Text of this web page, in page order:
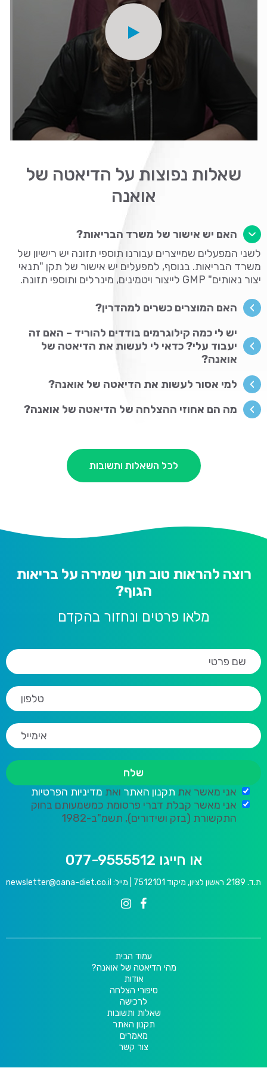
שאלות נפוצות על הדיאטה של
אואנה
האם יש אישור של משרד הבריאות?
לשני המפעלים שמייצרים עבורנו תוספי תזונה יש רישיון של
משרד הבריאות. בנוסף, למפעלים יש אישור של תקן "תנאי
יצור נאותים" GMP לייצור ויטמינים, מינרלים ותוספי תזונה.
האם המוצרים כשרים למהדרין?
יש לי כמה קילוגרמים בודדים להוריד – האם זה
יעבוד עלי? כדאי לי לעשות את הדיאטה של
אואנה?
למי אסור לעשות את הדיאטה של אואנה?
מה הם אחוזי ההצלחה של הדיאטה של אואנה?
לכל השאלות ותשובות
רוצה להראות טוב תוך שמירה על בריאות
הגוף?
מלאו פרטים ונחזור בהקדם
אני מאשר אתתקנון האתרואתמדיניות הפרטיות
אני מאשר קבלת דברי פרסומת כמשמעותם בחוק
התקשורת (בזק ושידורים), תשמ"ב-1982
או חייגו 077-9555512
ת.ד. 2189 ראשון לציון, מיקוד 7512101 | מייל: newsletter@oana-diet.co.il
עמוד הבית
מהי הדיאטה של אואנה?
אודות
סיפורי הצלחה
לרכישה
שאלות ותשובות
תקנון האתר
מאמרים
צור קשר